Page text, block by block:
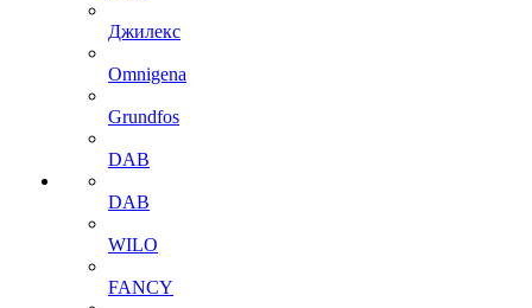
Джилекс
Omnigena
Grundfos
DAB
DAB
WILO
FANCY